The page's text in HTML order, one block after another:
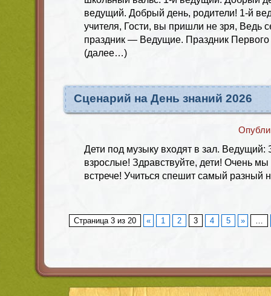
ведущий. Добрый день, родители! 1-й
учителя, Гости, вы пришли не зря, Ведь
праздник — Ведущие. Праздник Первого
(далее…)
Сценарий на День знаний 2026
Дети под музыку входят в зал. Ведущий:
взрослые! Здравствуйте, дети! Очень
встрече! Учиться спешит самый разный
Страница 3 из 20 « 1 2 3 4 5 » …